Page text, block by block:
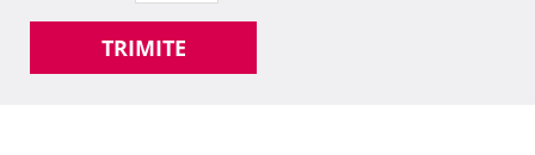
TRIMITE